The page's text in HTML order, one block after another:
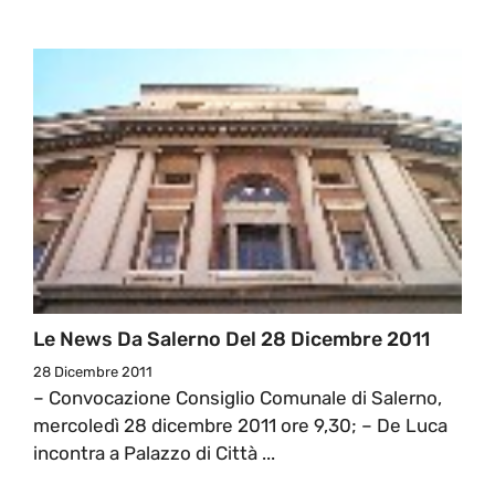
Le News Da Salerno Del 28 Dicembre 2011
28 Dicembre 2011
– Convocazione Consiglio Comunale di Salerno,
mercoledì 28 dicembre 2011 ore 9,30; – De Luca
incontra a Palazzo di Città ...